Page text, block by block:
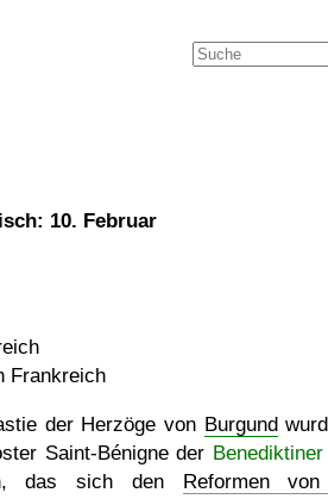
10. Februar
Frankreich
der Herzöge von Burgund
Saint-Bénigne der Benediktiner
das sich den Reformen